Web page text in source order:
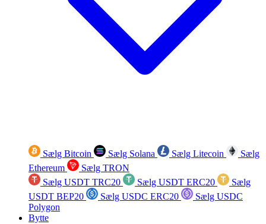
Sælg Bitcoin Sælg Solana Sælg Litecoin
Sælg
Ethereum
Sælg TRON
Sælg USDT TRC20
Sælg USDT ERC20
Sælg
USDT BEP20
Sælg USDC ERC20
Sælg USDC
Polygon
Bytte